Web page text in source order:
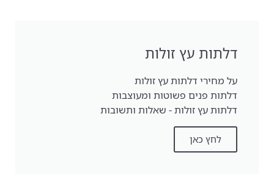
דלתות עץ זולות
על מחירי דלתות עץ זולות
דלתות פנים פשוטות ומעוצבות
דלתות עץ זולות - שאלות ותשובות
לחץ כאן